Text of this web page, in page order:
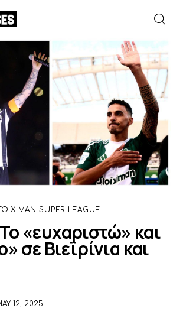
«ευχαριστώ» και το «αντίο» σε
και Ζέκα
2026
SPORTS
SUPER LEAGUE
«ευχαριστώ» και
σε Βιεϊρίνια και
12, 2025